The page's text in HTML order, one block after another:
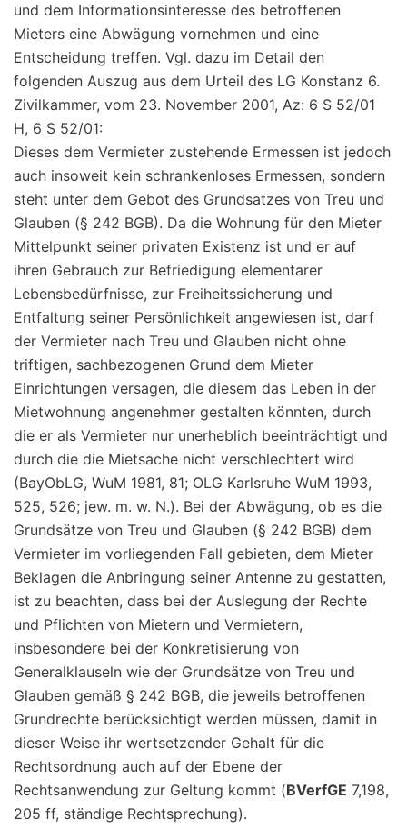
und dem Informationsinteresse des betroffenen
Mieters eine Abwägung vornehmen und eine
Entscheidung treffen. Vgl. dazu im Detail den
folgenden Auszug aus dem Urteil des LG Konstanz 6.
Zivilkammer, vom 23. November 2001, Az: 6 S 52/01
H, 6 S 52/01:
Dieses dem Vermieter zustehende Ermessen ist jedoch
auch insoweit kein schrankenloses Ermessen, sondern
steht unter dem Gebot des Grundsatzes von Treu und
Glauben (§ 242 BGB). Da die Wohnung für den Mieter
Mittelpunkt seiner privaten Existenz ist und er auf
ihren Gebrauch zur Befriedigung elementarer
Lebensbedürfnisse, zur Freiheitssicherung und
Entfaltung seiner Persönlichkeit angewiesen ist, darf
der Vermieter nach Treu und Glauben nicht ohne
triftigen, sachbezogenen Grund dem Mieter
Einrichtungen versagen, die diesem das Leben in der
Mietwohnung angenehmer gestalten könnten, durch
die er als Vermieter nur unerheblich beeinträchtigt und
durch die die Mietsache nicht verschlechtert wird
(BayObLG, WuM 1981, 81; OLG Karlsruhe WuM 1993,
525, 526; jew. m. w. N.). Bei der Abwägung, ob es die
Grundsätze von Treu und Glauben (§ 242 BGB) dem
Vermieter im vorliegenden Fall gebieten, dem Mieter
Beklagen die Anbringung seiner Antenne zu gestatten,
ist zu beachten, dass bei der Auslegung der Rechte
und Pflichten von Mietern und Vermietern,
insbesondere bei der Konkretisierung von
Generalklauseln wie der Grundsätze von Treu und
Glauben gemäß § 242 BGB, die jeweils betroffenen
Grundrechte berücksichtigt werden müssen, damit in
dieser Weise ihr wertsetzender Gehalt für die
Rechtsordnung auch auf der Ebene der
Rechtsanwendung zur Geltung kommt (BVerfGE 7,198,
205 ff, ständige Rechtsprechung).